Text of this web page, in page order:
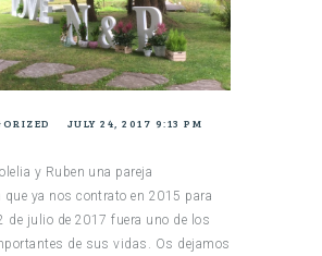
JULY 24, 2017 9:13 PM
y Ruben una pareja
que ya nos contrato en 2015 para
de julio de 2017 fuera uno de los
de sus vidas. Os dejamos